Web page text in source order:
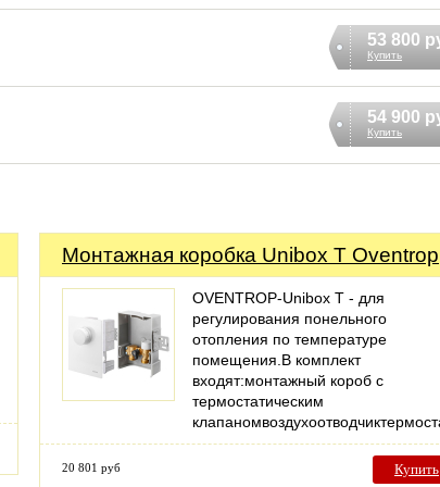
53 800
Купить
54 900
Купить
Монтажная коробка Unibox T Oventrop
OVENTROP-Unibox T - для
регулирования понельного
отопления по температуре
помещения.В комплект
входят:монтажный короб с
термостатическим
20 801 руб Купить